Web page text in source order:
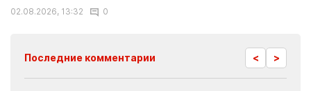
02.08.2026, 13:32
0
Последние комментарии < >